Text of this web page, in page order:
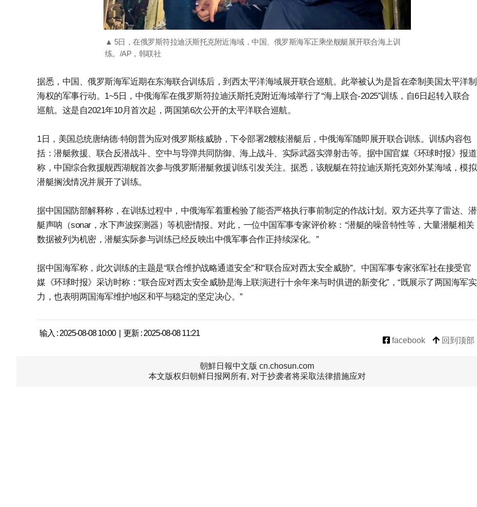
▲ 5日，在俄罗斯符拉迪沃斯托克附近海域，中国、俄罗斯海军正乘坐舰艇展开联合海上训
练。/AP，韩联社
据悉，中国、俄罗斯海军近期在东海联合训练后，到西太平洋海域展开联合巡航。此举被认为是旨在牵制美国太平洋制
海权的军事行动。1~5日，中俄海军在俄罗斯符拉迪沃斯托克附近海域举行了“海上联合-2025”训练，自6日起转入联合
巡航。这是自2021年10月首次起，两国第6次公开的太平洋联合巡航。
1日，美国总统唐纳德·特朗普为应对俄罗斯核威胁，下令部署2艘核潜艇后，中俄海军随即展开联合训练。训练内容包
括：潜艇救援、联合反潜战斗、空中与导弹共同防御、海上战斗、实际武器实弹射击等。据中国官媒《环球时报》报道
称，中国综合救援舰西湖舰首次参与俄罗斯潜艇救援训练引发关注。据悉，该舰艇在符拉迪沃斯托克郊外某海域，模拟
潜艇搁浅情况并展开了训练。
据中国国防部解释称，在训练过程中，中俄海军着重检验了能否严格执行事前制定的作战计划。双方还共享了雷达、潜
艇声呐（sonar，水下声波探测器）等机密情报。对此，一位中国军事专家评价称：“潜艇的噪音特性等，大量潜艇相关
数据被列为机密，潜艇实际参与训练已经反映出中俄军事合作正持续深化。”
据中国海军称，此次训练的主题是“联合维护战略通道安全”和“联合应对西太安全威胁”。中国军事专家张军社在接受官
媒《环球时报》采访时称：“联合应对西太安全威胁是海上联演进行十余年来与时俱进的新变化”，“既展示了两国海军实
力，也表明两国海军维护地区和平与稳定的坚定决心。”
输入 : 2025-08-08 10:00 | 更新 : 2025-08-08 11:21
facebook
回到顶部
朝鮮日報中文版 cn.chosun.com
本文版权归朝鲜日报网所有, 对于抄袭者将采取法律措施应对